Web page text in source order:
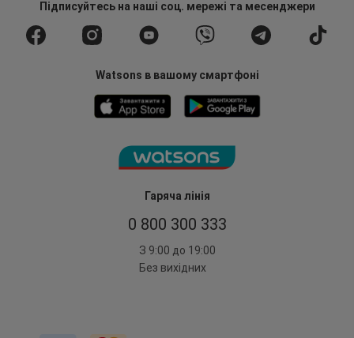
Гаряча лінія
0 800 300 333
З 9:00 до 19:00
Без вихідних
Підписуйтесьна наші соц. мережі та месенджери
Watsons в вашому смартфоні